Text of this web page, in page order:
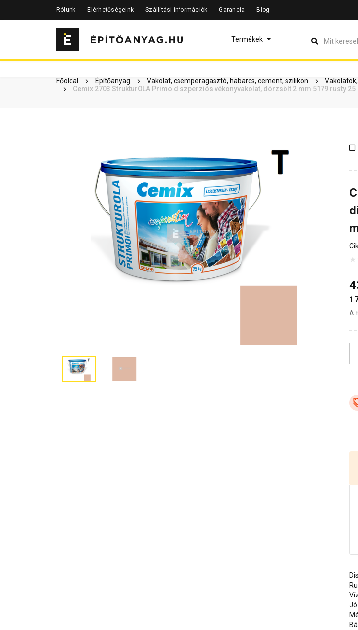
Rólunk Elérhetőségeink Szállítási információk Garancia Blog
Termékek
Főoldal Építőanyag Vakolat, csemperagasztó, habarcs, cement, szilikon
Cemix 2703 StrukturOLA Primo diszperziós vékonyvakolat, dörzsölt 2 mm 5179 rusty 25
Szükséged lehet rá Részletes leírás Termékinformáció
1
A
Jó